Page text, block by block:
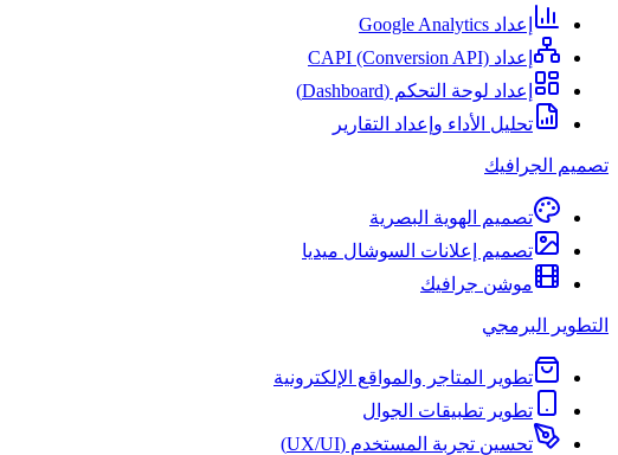
إعداد Google Analytics
إعداد CAPI (Conversion API)
إعداد لوحة التحكم (Dashboard)
تحليل الأداء وإعداد التقارير
تصميم الجرافيك
تصميم الهوية البصرية
تصميم إعلانات السوشال ميديا
موشن جرافيك
التطوير البرمجي
تطوير المتاجر والمواقع الإلكترونية
تطوير تطبيقات الجوال
تحسين تجربة المستخدم (UX/UI)